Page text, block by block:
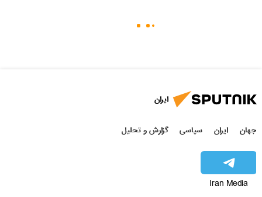
ایران
جهان ایران سیاسی گزارش و تحلیل
Iran Media